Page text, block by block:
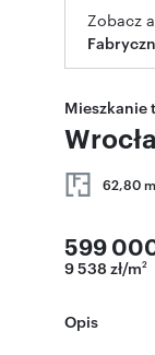
Zobacz
Mieszkanie
62,80 m
599
9 538 zł/m2
Opis